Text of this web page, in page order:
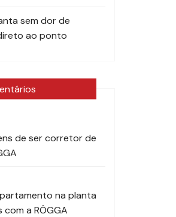
sem dor de
ao ponto
de ser corretor de
na planta
com a RÔGGA